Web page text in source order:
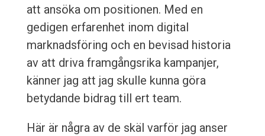
att ansöka om positionen. Med en
gedigen erfarenhet inom digital
marknadsföring och en bevisad historia
av att driva framgångsrika kampanjer,
känner jag att jag skulle kunna göra
betydande bidrag till ert team.
Här är några av de skäl varför jag anser